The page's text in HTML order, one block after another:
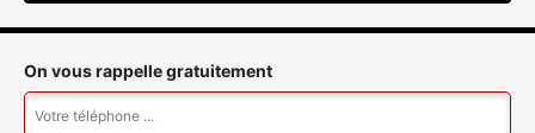
On vous rappelle gratuitement